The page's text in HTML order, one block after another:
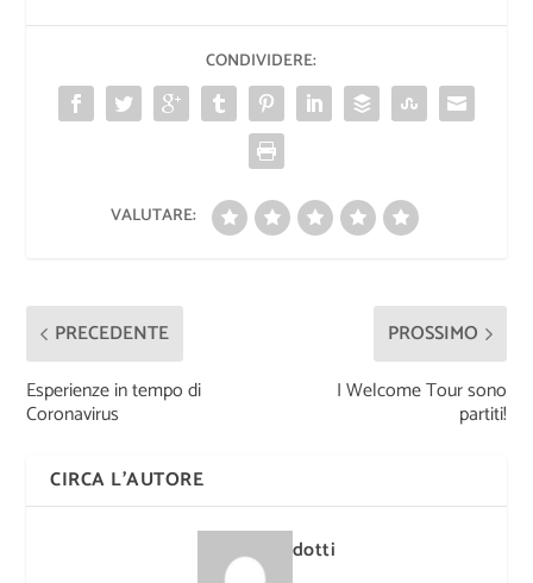
CONDIVIDERE:
VALUTARE:
PRECEDENTE
Esperienze in tempo di
Coronavirus
PROSSIMO
I Welcome Tour sono
partiti!
CIRCA L'AUTORE
dotti